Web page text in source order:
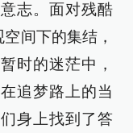
志。面对残酷
间下的集结，
时的迷茫中，
追梦路上的当
身上找到了答